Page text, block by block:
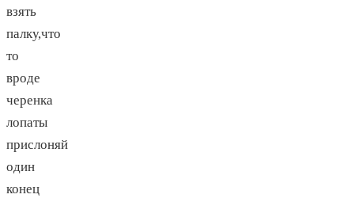
взять
палку,что
то
вроде
черенка
лопаты
прислоняй
один
конец